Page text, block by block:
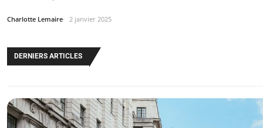
Charlotte Lemaire 2 janvier 2025
DERNIERS ARTICLES